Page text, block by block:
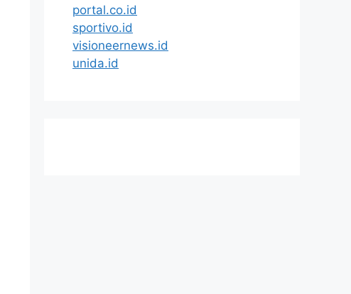
portal.co.id
sportivo.id
visioneernews.id
unida.id